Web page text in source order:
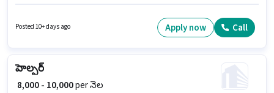
ఉద్యోగానికి క్రియాశీలకంగా నియామకం జరుగుతోంది. ఈ ఉద్యోగానికి అభ్యర్థి వద్ద
Lead Generation ఉండాలి. ఈ ఉద్యోగం A block Dabua colony, ఫరీదాబాద్ లో
Posted 10+ days ago Apply now Call
హెల్పర్
₹ 8,000 - 10,000per నెల